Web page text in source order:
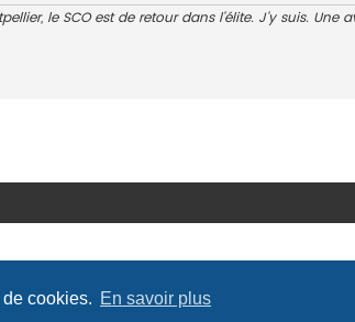
cookies. En savoir plus
le SCO est de retour dans l'élite. J'y suis.